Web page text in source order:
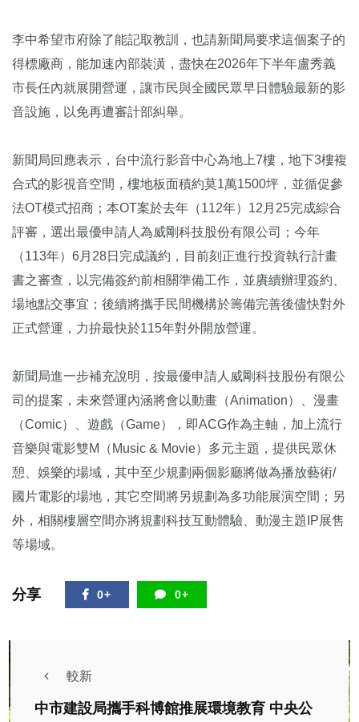
李中希望市府除了能記取教訓，也請新聞局要求這個案子的
得標廠商，能加速內部裝潢，盡快在2026年下半年盧秀義
市長任內就展開營運，讓市民與全國民眾早日體驗最新的影
音設施，以免再遭審計部糾舉。
新聞局回應表示，台中流行影音中心為地上7樓，地下3樓複
合式的影視音空間，樓地板面積約莫1萬1500坪，並循促參
法OT模式招商；本OT案於去年（112年）12月25完成綜合
評審，選出最優申請人為威剛科技股份有限公司；今年
（113年）6月28日完成議約，目前刻正進行投資執行計畫
書之審查，以完備簽約前相關準備工作，並賡續辦理簽約、
場地點交事宜；後續將攜手民間機構於籌備完善後儘快對外
正式營運，力拚最快於115年對外開放營運。
新聞局進一步補充說明，按最優申請人威剛科技股份有限公
司的提案，未來營運內涵將會以動畫（Animation）、漫畫
（Comic）、遊戲（Game），即ACG作為主軸，加上流行
音樂與電影雙M（Music & Movie）多元主題，提供民眾休
憩、娛樂的場域，其中至少規劃兩個影廳將做為播放藝術/
國片電影的場地，其它空間將另規劃為多功能展演空間；另
外，相關樓層空間亦將規劃科技互動體驗、動漫主題IP展售
等場域。
分享 0+ 0+
較新
中市建設局攜手科博館推展環境教育 中央公